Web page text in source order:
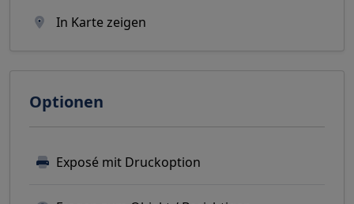
In Karte zeigen
Optionen
Exposé mit Druckoption